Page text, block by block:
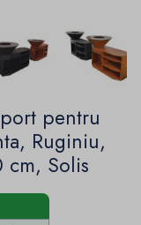
pentru
Ruginiu,
cm, Solis